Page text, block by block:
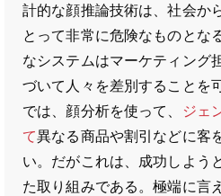
計的な顔推論技術は、社会か
とって非常に危険なものとな
なシステムはマーケティング
づいて人々を差別することを
では、顔分析を使って、
ジェ
て異なる商品や割引などに客
い。だがこれは、成功しよう
た取り組みである。極端に言